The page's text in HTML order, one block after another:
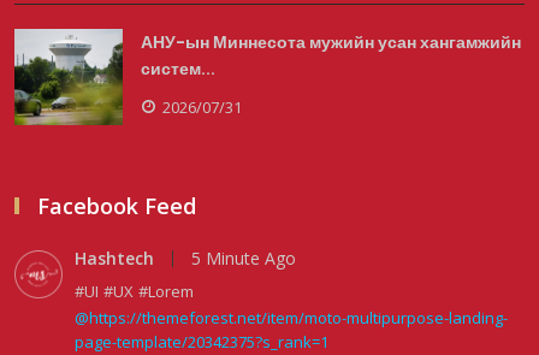
АНУ-ын Миннесота мужийн усан хангамжийн
систем...
2026/07/31
Facebook Feed
Hashtech 5 Minute Ago
#UI #UX #Lorem
@https://themeforest.net/item/moto-multipurpose-landing-
page-template/20342375?s_rank=1